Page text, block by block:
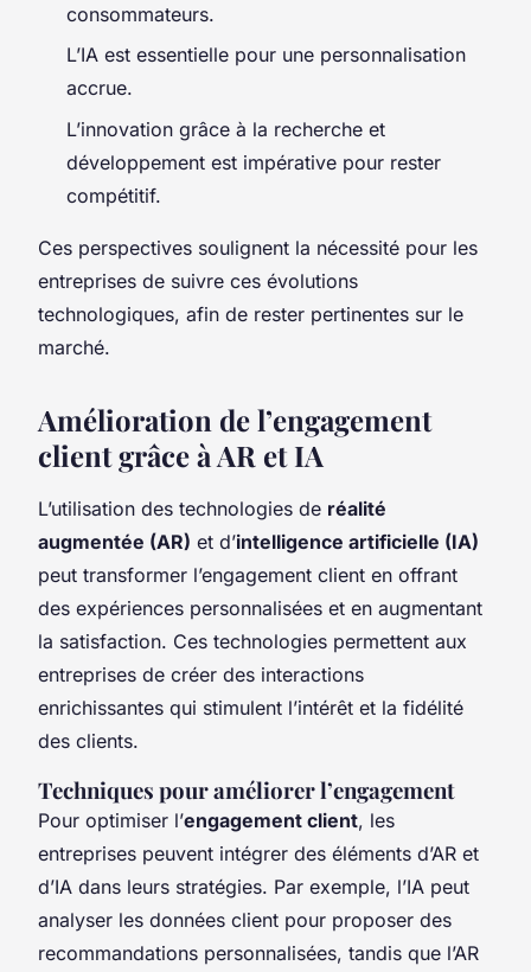
consommateurs.
L’IA est essentielle pour une personnalisation
accrue.
L’innovation grâce à la recherche et
développement est impérative pour rester
compétitif.
Ces perspectives soulignent la nécessité pour les
entreprises de suivre ces évolutions
technologiques, afin de rester pertinentes sur le
marché.
Amélioration de l’engagement
client grâce à AR et IA
L’utilisation des technologies de réalité
augmentée (AR) et d’intelligence artificielle (IA)
peut transformer l’engagement client en offrant
des expériences personnalisées et en augmentant
la satisfaction. Ces technologies permettent aux
entreprises de créer des interactions
enrichissantes qui stimulent l’intérêt et la fidélité
des clients.
Techniques pour améliorer l’engagement
Pour optimiser l’engagement client, les
entreprises peuvent intégrer des éléments d’AR et
d’IA dans leurs stratégies. Par exemple, l’IA peut
analyser les données client pour proposer des
recommandations personnalisées, tandis que l’AR